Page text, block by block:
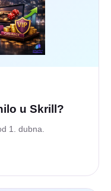
u Skrill?
1. dubna.